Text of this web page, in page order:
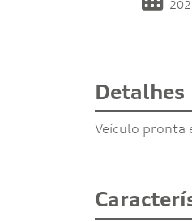
Detalhes
Veículo pronta